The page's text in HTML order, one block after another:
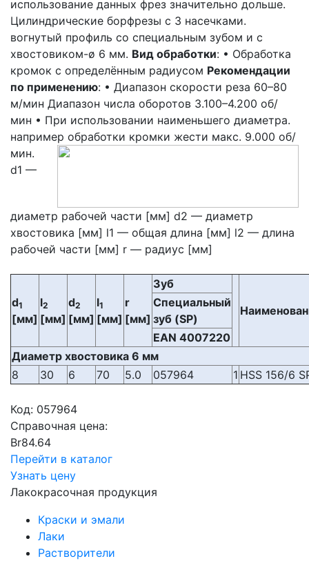
использование данных фрез значительно дольше.
Цилиндрические борфрезы с 3 насечками.
вогнутый профиль со специальным зубом и с
хвостовиком-ø 6 мм. Вид обработки: • Обработка
кромок с определённым радиусом Рекомендации
по применению: • Диапазон скорости реза 60–80
м/мин Диапазон числа оборотов 3.100–4.200 об/
мин • При использовании наименьшего диаметра.
например обработки кромки жести макс. 9.000 об/
мин.
d1 —
диаметр рабочей части [мм] d2 — диаметр
хвостовика [мм] l1 — общая длина [мм] l2 — длина
рабочей части [мм] r — радиус [мм]
d1
[мм]
l2
[мм]
d2
[мм]
l1
[мм]
r
[мм]
Зуб
Специальный
зуб (SP)
EAN 4007220
Диаметр хвостовика 6 мм
8
30 6 70 5.0 057964 1 HSS 156/6
Код: 057964
Справочная цена:
Br84.64
Перейти в каталог
Узнать цену
Лакокрасочная продукция
Краски и эмали
Лаки
Растворители